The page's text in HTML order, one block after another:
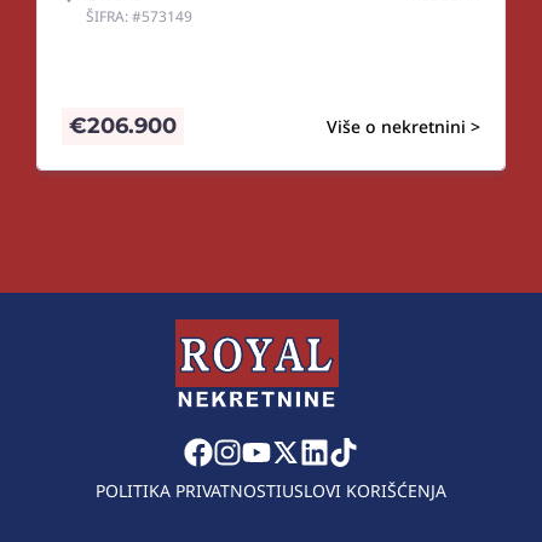
ŠIFRA: #573149
Više o nekretnini >
€206.900
POLITIKA PRIVATNOSTIUSLOVI KORIŠĆENJA